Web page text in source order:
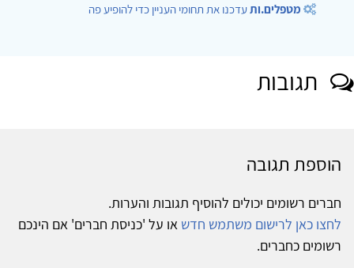
מטפלים.ותעדכנו את תחומי העניין כדי להופיע פה
תגובות
הוספת תגובה
חברים רשומים יכולים להוסיף תגובות והערות.
לחצו כאן לרישום משתמש חדש או על 'כניסת חברים' אם הינכם
רשומים כחברים.